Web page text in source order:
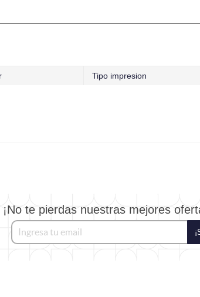
Tipo impresion
¡No te pierdas nuestras mejores